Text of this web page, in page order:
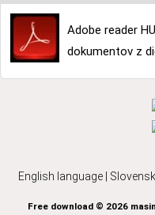
Adobe reader
dokumentov z
English language
Free download © 2026